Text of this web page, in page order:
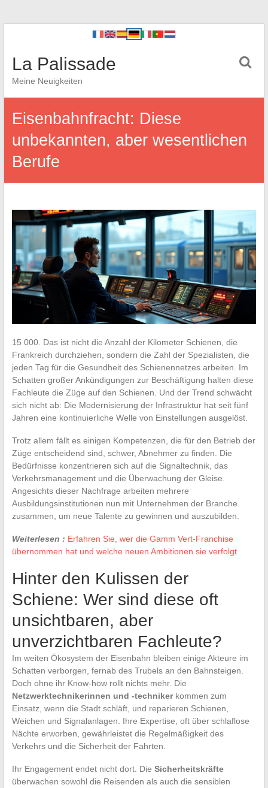
La Palissade
Meine Neuigkeiten
Eisenbahnfracht: Diese
unbekannten, aber wesentlichen
Berufe
15 000. Das ist nicht die Anzahl der Kilometer Schienen, die
Frankreich durchziehen, sondern die Zahl der Spezialisten, die
jeden Tag für die Gesundheit des Schienennetzes arbeiten. Im
Schatten großer Ankündigungen zur Beschäftigung halten diese
Fachleute die Züge auf den Schienen. Und der Trend schwächt
sich nicht ab: Die Modernisierung der Infrastruktur hat seit fünf
Jahren eine kontinuierliche Welle von Einstellungen ausgelöst.
Trotz allem fällt es einigen Kompetenzen, die für den Betrieb der
Züge entscheidend sind, schwer, Abnehmer zu finden. Die
Bedürfnisse konzentrieren sich auf die Signaltechnik, das
Verkehrsmanagement und die Überwachung der Gleise.
Angesichts dieser Nachfrage arbeiten mehrere
Ausbildungsinstitutionen nun mit Unternehmen der Branche
zusammen, um neue Talente zu gewinnen und auszubilden.
Weiterlesen : Erfahren Sie, wer die Gamm Vert-Franchise
übernommen hat und welche neuen Ambitionen sie verfolgt
Hinter den Kulissen der
Schiene: Wer sind diese oft
unsichtbaren, aber
unverzichtbaren Fachleute?
Im weiten Ökosystem der Eisenbahn bleiben einige Akteure im
Schatten verborgen, fernab des Trubels an den Bahnsteigen.
Doch ohne ihr Know-how rollt nichts mehr. Die
Netzwerktechnikerinnen und -technikerkommen zum
Einsatz, wenn die Stadt schläft, und reparieren Schienen,
Weichen und Signalanlagen. Ihre Expertise, oft über schlaflose
Nächte erworben, gewährleistet die Regelmäßigkeit des
Verkehrs und die Sicherheit der Fahrten.
Ihr Engagement endet nicht dort. Die Sicherheitskräfte
überwachen sowohl die Reisenden als auch die sensiblen